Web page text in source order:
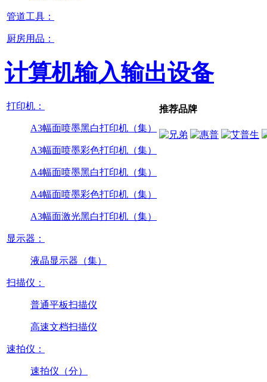
管道工具：
厨房用品：
计算机输入输出设备
打印机：
A3幅面喷墨黑白打印机（集）
A3幅面喷墨彩色打印机（集）
A4幅面喷墨黑白打印机（集）
A4幅面喷墨彩色打印机（集）
A3幅面激光黑白打印机（集）
显示器：
液晶显示器（集）
扫描仪：
普通平板扫描仪
高速文档扫描仪
速拍仪：
速拍仪（分）
推荐品牌